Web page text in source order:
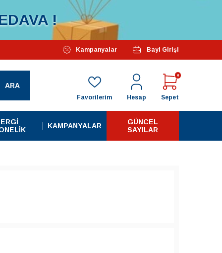
!
Özel Kampanyalarımız Başlamıştır...
Kampanyalar Bayi Girişi
ARA
Sepet
0
Hesap
Favorilerim
KAMPANYALAR
GÜNCEL
SAYILAR